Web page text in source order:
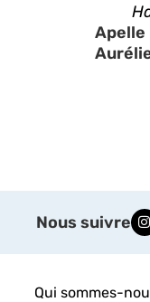
Apelle
Nous suivre
Qui sommes-